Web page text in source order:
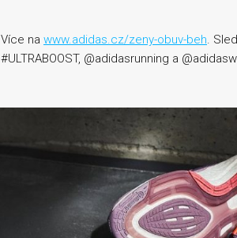
Více na www.adidas.cz/zeny-obuv-beh.
#ULTRABOOST, @adidasrunning a